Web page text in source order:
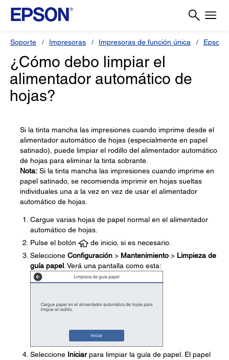
Soporte Impresoras Impresoras de función única Epson
¿Cómo debo limpiar el
alimentador automático de
hojas?
Si la tinta mancha las impresiones cuando imprime desde el
alimentador automático de hojas (especialmente en papel
satinado), puede limpiar el rodillo del alimentador automático
de hojas para eliminar la tinta sobrante.
Nota: Si la tinta mancha las impresiones cuando imprime en
papel satinado, se recomienda imprimir en hojas sueltas
individuales una a la vez en vez de usar el alimentador
automático de hojas.
Cargue varias hojas de papel normal en el alimentador
automático de hojas.
Pulse el botón
de inicio, si es necesario.
Seleccione Configuración > Mantenimiento > Limpieza de
guía papel . Verá una pantalla como esta:
Seleccione Iniciarpara limpiar la guía de papel. El papel